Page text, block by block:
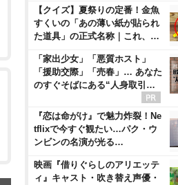
【クイズ】夏祭りの定番！金魚
すくいの「あの薄い紙が貼られ
た道具」の正式名称｜これ、…
「家出少女」「悪質ホスト」
「援助交際」「売春」… あなた
のすぐそばにある“人身取引…
『恋は命がけ』で魅力炸裂！Ne
tflixで今すぐ観たい…パク・ウ
ンビンの名演が光る…
映画『借りぐらしのアリエッテ
ィ』キャスト・吹き替え声優・